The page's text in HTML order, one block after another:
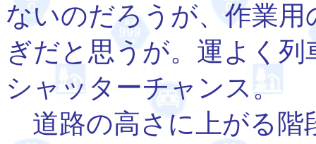
ないのだろうが、作業
ぎだと思うが。運よく
シャッターチャンス。
道路の高さに上がる階